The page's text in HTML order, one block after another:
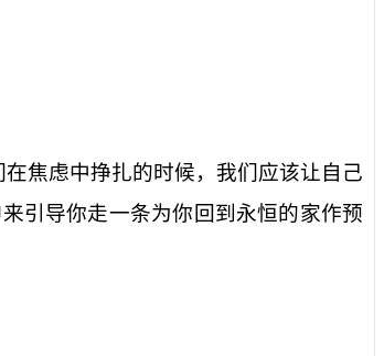
焦虑中挣扎的时候，我们应该让自己
引导你走一条为你回到永恒的家作预